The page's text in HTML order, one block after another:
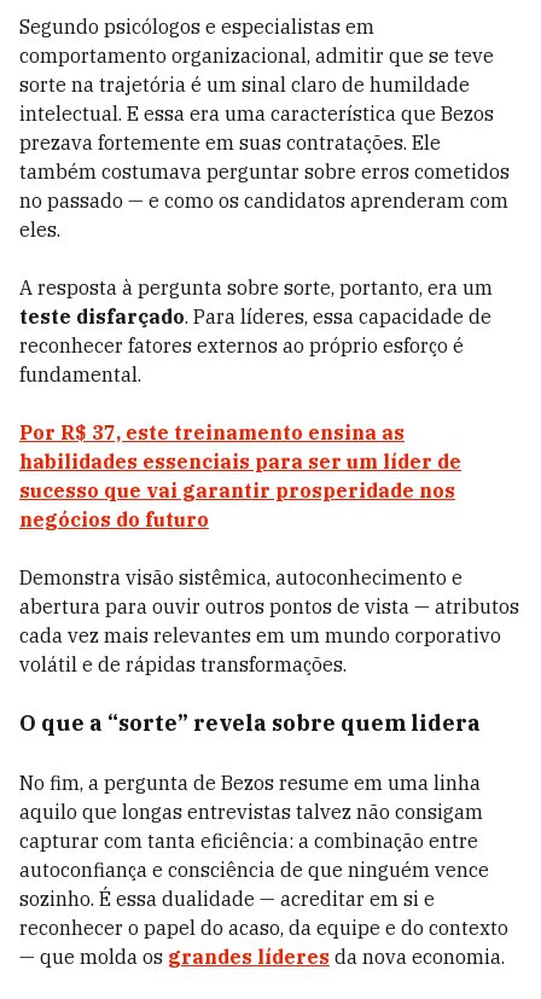
Segundo psicólogos e especialistas em
comportamento organizacional, admitir que se teve
sorte na trajetória é um sinal claro de humildade
intelectual. E essa era uma característica que Bezos
prezava fortemente em suas contratações. Ele
também costumava perguntar sobre erros cometidos
no passado — e como os candidatos aprenderam com
eles.
A resposta à pergunta sobre sorte, portanto, era um
teste disfarçado. Para líderes, essa capacidade de
reconhecer fatores externos ao próprio esforço é
fundamental.
Por R$ 37, este treinamento ensina as
habilidades essenciais para ser um líder de
sucesso que vai garantir prosperidade nos
negócios do futuro
Demonstra visão sistêmica, autoconhecimento e
abertura para ouvir outros pontos de vista — atributos
cada vez mais relevantes em um mundo corporativo
volátil e de rápidas transformações.
O que a “sorte” revela sobre quem lidera
No fim, a pergunta de Bezos resume em uma linha
aquilo que longas entrevistas talvez não consigam
capturar com tanta eficiência: a combinação entre
autoconfiança e consciência de que ninguém vence
sozinho. É essa dualidade — acreditar em si e
reconhecer o papel do acaso, da equipe e do contexto
— que molda os grandes líderes da nova economia.